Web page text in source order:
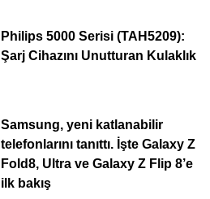
Philips 5000 Serisi (TAH5209):
Şarj Cihazını Unutturan Kulaklık
Samsung, yeni katlanabilir
telefonlarını tanıttı. İşte Galaxy Z
Fold8, Ultra ve Galaxy Z Flip 8’e
ilk bakış